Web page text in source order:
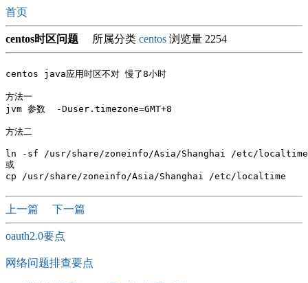
首页
centos时区问题 所属分类 centos 浏览量 2254
centos java应用时区不对 慢了8小时
方法一
jvm 参数  -Duser.timezone=GMT+8
方法二
ln -sf /usr/share/zoneinfo/Asia/Shanghai /etc/localtime
或
上一篇 下一篇
oauth2.0要点
网络问题排查要点